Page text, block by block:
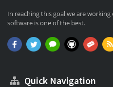
In reaching this goal we are
software is one of the best.
Quick Navigation